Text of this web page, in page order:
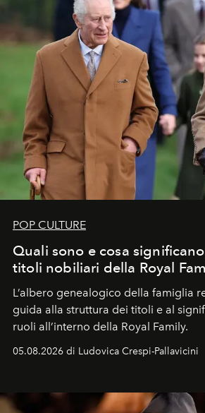
POP CULTURE
Quali sono e cosa
titoli nobiliari della Royal
L’albero genealogico della famiglia
guida alla struttura dei titoli e al
ruoli all’interno della Royal Family.
05.08.2026 di Ludovica Crespi-Pallavicini